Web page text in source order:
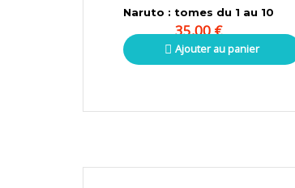
Naruto : tomes du 1 au 10
35,00€
Ajouter au panier